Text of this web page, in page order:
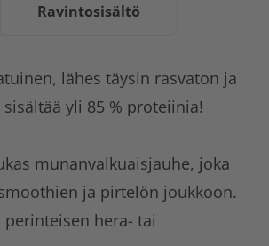
Ravintosisältö
lähes täysin rasvaton ja
yli 85 % proteiinia!
munanvalkuaisjauhe, joka
ja pirtelön joukkoon.
hera- tai